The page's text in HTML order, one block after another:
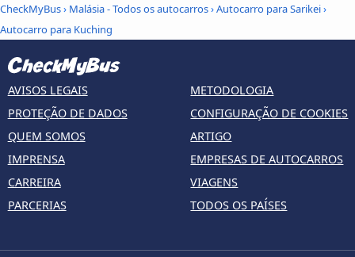
CheckMyBus› Malásia - Todos os autocarros›Autocarro para Sarikei›
Autocarro para Kuching
AVISOS LEGAIS
PROTEÇÃO DE DADOS
QUEM SOMOS
IMPRENSA
CARREIRA
PARCERIAS
METODOLOGIA
CONFIGURAÇÃO DE COOKIES
ARTIGO
EMPRESAS DE AUTOCARROS
VIAGENS
TODOS OS PAÍSES